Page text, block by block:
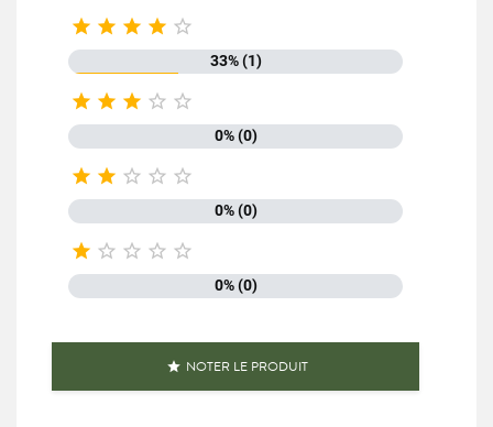
    
33% (1)
    
0% (0)
    
0% (0)
    
0% (0)
 NOTER LE PRODUIT